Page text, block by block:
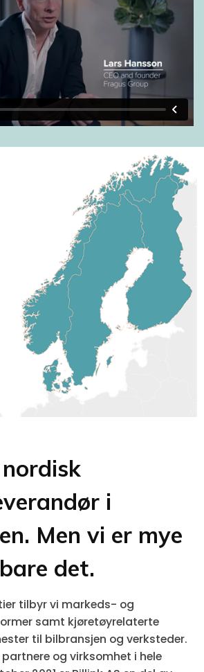
i
Men vi er mye
det.
tilbyr vi markeds- og
samt kjøretøyrelaterte
til bilbransjen og verksteder.
og virksomhet i hele